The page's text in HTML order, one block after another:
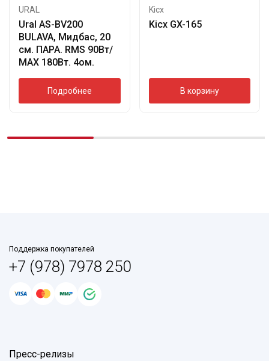
URAL
Ural AS-BV200
BULAVA, Мидбас, 20
см. ПАРА. RMS 90Вт/
МАХ 180Вт. 4ом.
Подробнее
Kicx
Kicx GX-165
В корзину
Поддержка покупателей
+7 (978) 7978 250
Пресс-релизы